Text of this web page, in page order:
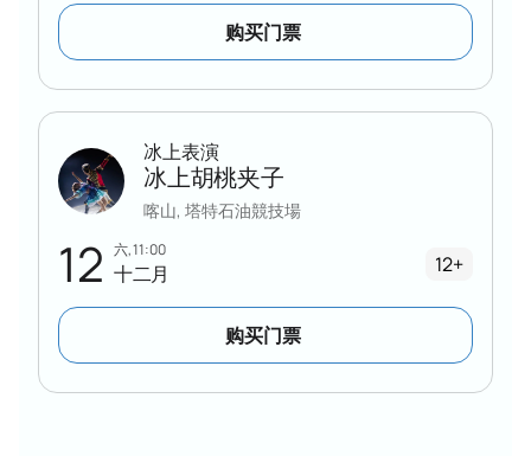
购买门票
12 六, 11:00
十二月
冰上表演
冰上胡桃夹子
喀山, 塔特石油競技場
12+
购买门票